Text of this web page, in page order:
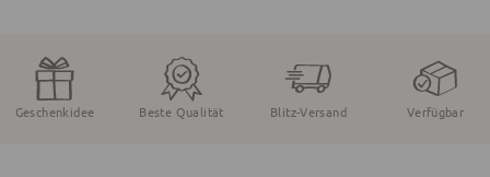
Geschenkidee Beste Qualität Blitz-Versand Verfügbar